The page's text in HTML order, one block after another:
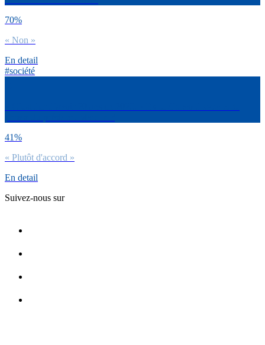
70%
« Non »
En detail
#société
41%
« Plutôt d'accord »
En detail
Suivez-nous sur